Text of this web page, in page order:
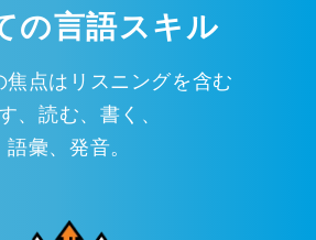
の言語スキル
焦点はリスニングを含む
、読む、書く、
語彙、発音。